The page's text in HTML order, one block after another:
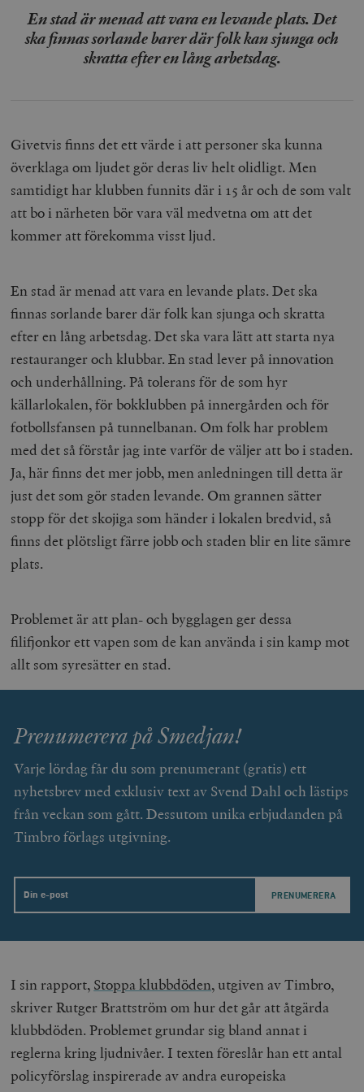
En stad är menad att vara en levande plats. Det
ska finnas sorlande barer där folk kan sjunga och
skratta efter en lång arbetsdag.
Givetvis finns det ett värde i att personer ska kunna
överklaga om ljudet gör deras liv helt olidligt. Men
samtidigt har klubben funnits där i 15 år och de som valt
att bo i närheten bör vara väl medvetna om att det
kommer att förekomma visst ljud.
En stad är menad att vara en levande plats. Det ska
finnas sorlande barer där folk kan sjunga och skratta
efter en lång arbetsdag. Det ska vara lätt att starta nya
restauranger och klubbar. En stad lever på innovation
och underhållning. På tolerans för de som hyr
källarlokalen, för bokklubben på innergården och för
fotbollsfansen på tunnelbanan. Om folk har problem
med det så förstår jag inte varför de väljer att bo i staden.
Ja, här finns det mer jobb, men anledningen till detta är
just det som gör staden levande. Om grannen sätter
stopp för det skojiga som händer i lokalen bredvid, så
finns det plötsligt färre jobb och staden blir en lite sämre
plats.
Problemet är att plan- och bygglagen ger dessa
filifjonkor ett vapen som de kan använda i sin kamp mot
allt som syresätter en stad.
Prenumerera på Smedjan!
Varje lördag får du som prenumerant (gratis) ett
nyhetsbrev med exklusiv text av Svend Dahl och lästips
från veckan som gått. Dessutom unika erbjudanden på
Timbro förlags utgivning.
Email
I sin rapport, Stoppa klubbdöden, utgiven av Timbro,
skriver Rutger Brattström om hur det går att åtgärda
klubbdöden. Problemet grundar sig bland annat i
reglerna kring ljudnivåer. I texten föreslår han ett antal
policyförslag inspirerade av andra europeiska